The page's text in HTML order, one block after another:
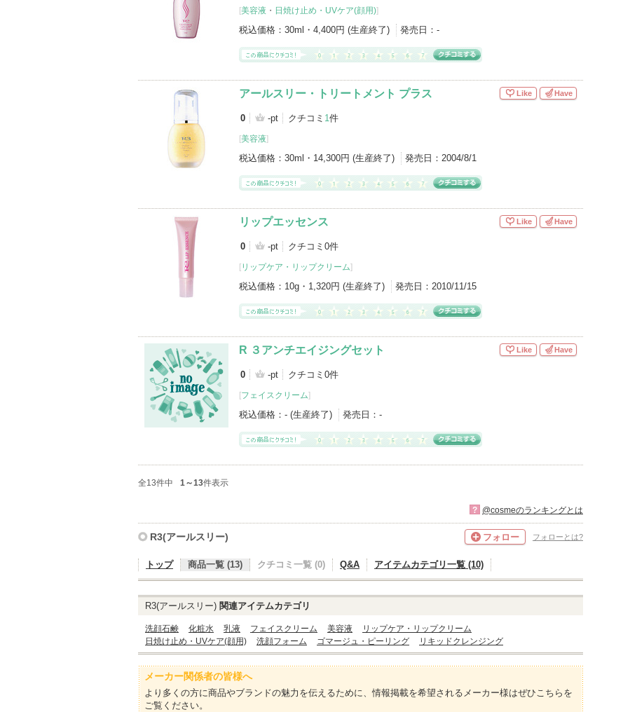
[美容液 ・ 日焼け止め・UVケア(顔用)]
税込価格： 30ml・4,400円 (生産終了) 発売日： -
アールスリー・トリートメント プラス
0 -pt クチコミ 1件
[美容液]
税込価格： 30ml・14,300円 (生産終了) 発売日： 2004/8/1
Like Have
リップエッセンス
0 -pt クチコミ0件
[ リップケア・リップクリーム]
税込価格： 10g・1,320円 (生産終了) 発売日： 2010/11/15
Like Have
R ３アンチエイジングセット
0 -pt クチコミ0件
[フェイスクリーム]
税込価格： - (生産終了) 発売日： -
Like Have
全13件中 1～13件表示
? @cosmeのランキングとは
R3(アールスリー) フォロー フォローとは?
トップ 商品一覧 (13) クチコミ一覧 (0) Q&A アイテムカテゴリ一覧 (10)
R3(アールスリー) 関連アイテムカテゴリ
洗顔石鹸 化粧水 乳液 フェイスクリーム 美容液
リップケア・リップクリーム
日焼け止め・UVケア(顔用)
洗顔フォーム ゴマージュ・ピーリング リキッドクレンジング
メーカー関係者の皆様へ
より多くの方に商品やブランドの魅力を伝えるために、情報掲載を希望されるメーカー様はぜひこちらを
ご覧ください。